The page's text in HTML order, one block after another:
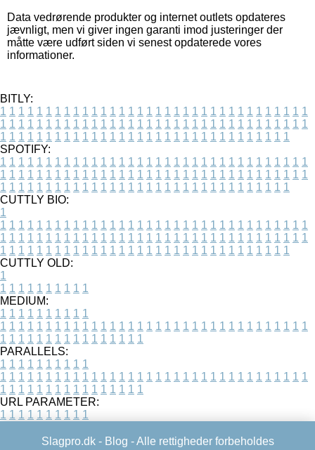
Data vedrørende produkter og internet outlets opdateres
jævnligt, men vi giver ingen garanti imod justeringer der
måtte være udført siden vi senest opdaterede vores
informationer.
BITLY:
1 1 1 1 1 1 1 1 1 1 1 1 1 1 1 1 1 1 1 1 1 1 1 1 1 1 1 1 1 1 1 1 1 1
1 1 1 1 1 1 1 1 1 1 1 1 1 1 1 1 1 1 1 1 1 1 1 1 1 1 1 1 1 1 1 1 1 1
1 1 1 1 1 1 1 1 1 1 1 1 1 1 1 1 1 1 1 1 1 1 1 1 1 1 1 1 1 1 1 1
SPOTIFY:
1 1 1 1 1 1 1 1 1 1 1 1 1 1 1 1 1 1 1 1 1 1 1 1 1 1 1 1 1 1 1 1 1 1
1 1 1 1 1 1 1 1 1 1 1 1 1 1 1 1 1 1 1 1 1 1 1 1 1 1 1 1 1 1 1 1 1 1
1 1 1 1 1 1 1 1 1 1 1 1 1 1 1 1 1 1 1 1 1 1 1 1 1 1 1 1 1 1 1 1
CUTTLY BIO:
1
1 1 1 1 1 1 1 1 1 1 1 1 1 1 1 1 1 1 1 1 1 1 1 1 1 1 1 1 1 1 1 1 1 1
1 1 1 1 1 1 1 1 1 1 1 1 1 1 1 1 1 1 1 1 1 1 1 1 1 1 1 1 1 1 1 1 1 1
1 1 1 1 1 1 1 1 1 1 1 1 1 1 1 1 1 1 1 1 1 1 1 1 1 1 1 1 1 1 1 1
CUTTLY OLD:
1
1 1 1 1 1 1 1 1 1 1
MEDIUM:
1 1 1 1 1 1 1 1 1 1
1 1 1 1 1 1 1 1 1 1 1 1 1 1 1 1 1 1 1 1 1 1 1 1 1 1 1 1 1 1 1 1 1 1
1 1 1 1 1 1 1 1 1 1 1 1 1 1 1 1
PARALLELS:
1 1 1 1 1 1 1 1 1 1
1 1 1 1 1 1 1 1 1 1 1 1 1 1 1 1 1 1 1 1 1 1 1 1 1 1 1 1 1 1 1 1 1 1
1 1 1 1 1 1 1 1 1 1 1 1 1 1 1 1
URL PARAMETER:
1 1 1 1 1 1 1 1 1 1
Slagpro.dk - Blog - Alle rettigheder forbeholdes